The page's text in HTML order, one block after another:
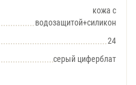
кожа с
водозащитой+силикон
24
серый циферблат